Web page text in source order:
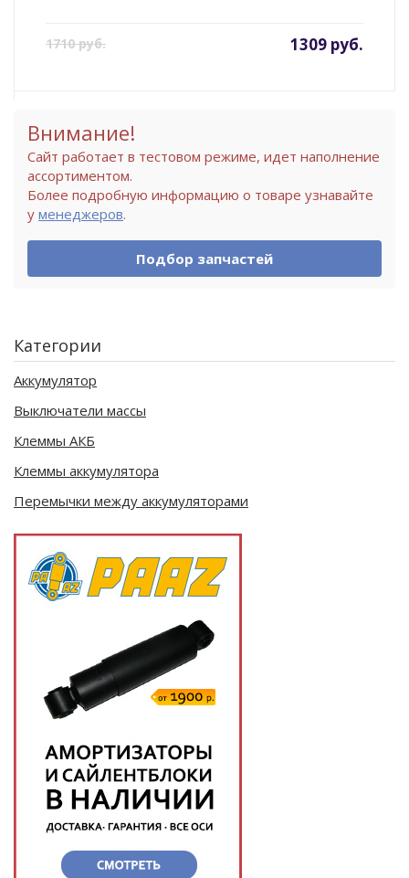
1710 руб. 1309 руб.
Внимание!
Сайт работает в тестовом режиме, идет наполнение
ассортиментом.
Более подробную информацию о товаре узнавайте
у менеджеров.
Подбор запчастей
Категории
Аккумулятор
Выключатели массы
Клеммы АКБ
Клеммы аккумулятора
Перемычки между аккумуляторами